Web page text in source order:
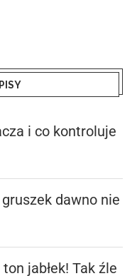
i co kontroluje
dawno nie
jabłek! Tak źle